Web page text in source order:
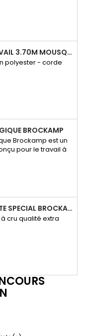
Click n'Go
LONGE DE TRAVAIL 3.70M MOUSQUETON SECURITE BROCKAMP
polyester - corde
BROCKAMP
Brockamp est un
pour le travail à
et la communication
résistant et
TAPIS DE MONTE SPECIAL BROCKAMP
cru qualité extra